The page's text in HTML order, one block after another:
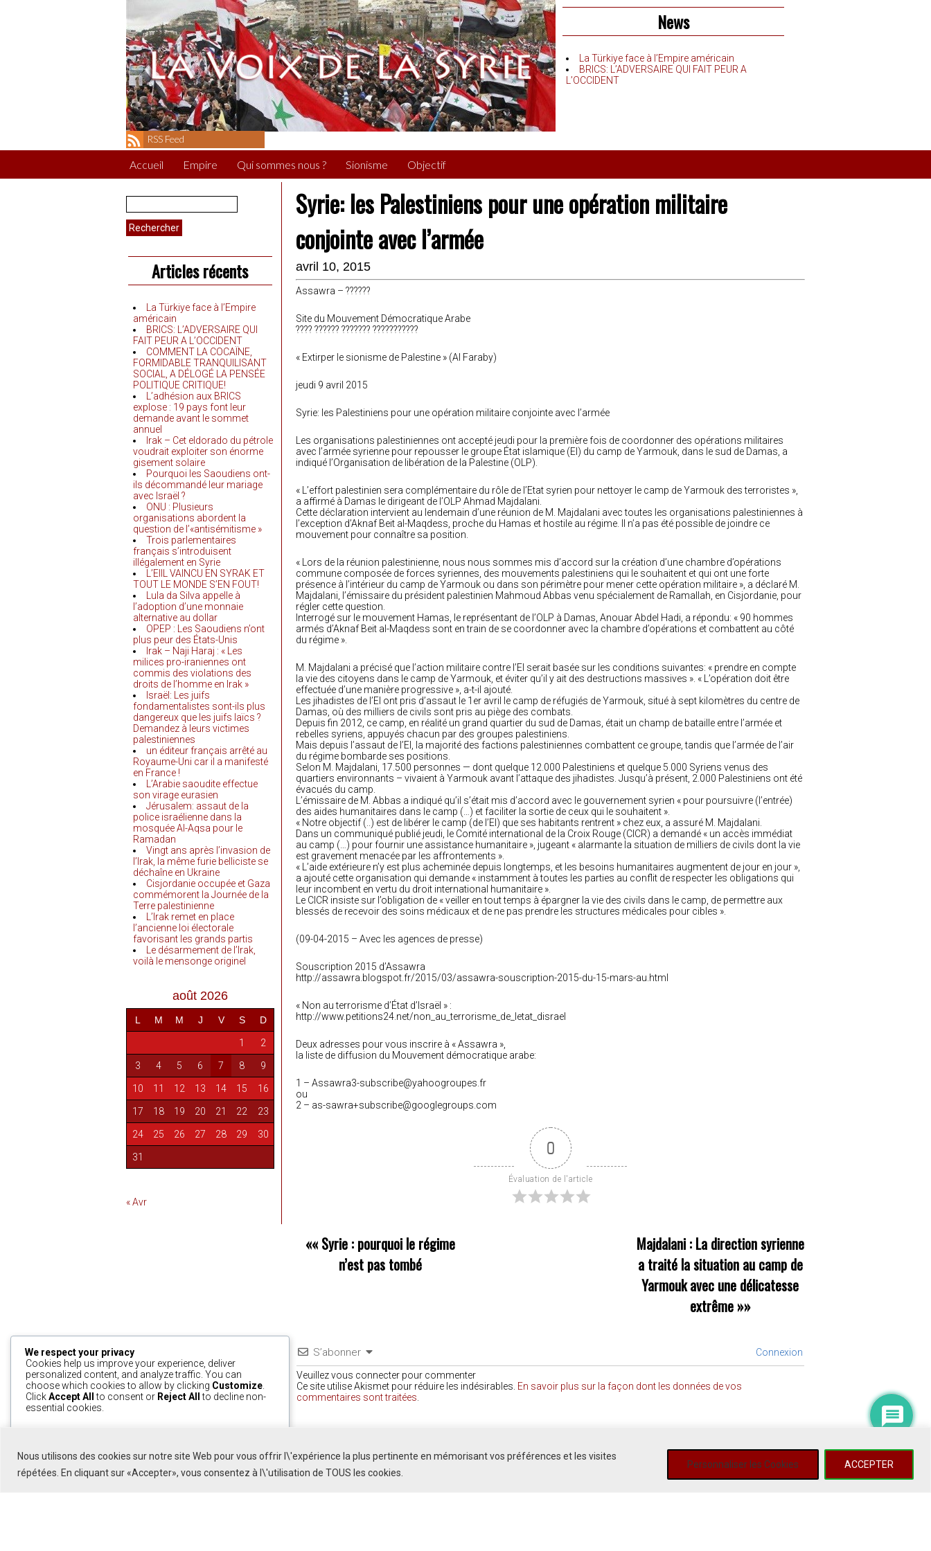
Nous utilisons des cookies sur notre site Web pour vous offrir l\'expérience la plus pertinente en mémorisant vos préférences et les visites
répétées. En cliquant sur «Accepter», vous consentez à l\'utilisation de TOUS les cookies.
Personnaliser les Cookies ACCEPTER
News
La Türkiye face à l’Empire américain
BRICS: L’ADVERSAIRE QUI FAIT PEUR A
L’OCCIDENT
RSS Feed
Accueil Empire Qui sommes nous ? Sionisme Objectif
Rechercher :
Articles récents
La Türkiye face à l’Empire
américain
BRICS: L’ADVERSAIRE QUI
FAIT PEUR A L’OCCIDENT
COMMENT LA COCAÏNE,
FORMIDABLE TRANQUILISANT
SOCIAL, A DÉLOGÉ LA PENSÉE
POLITIQUE CRITIQUE!
L’adhésion aux BRICS
explose : 19 pays font leur
demande avant le sommet
annuel
Irak – Cet eldorado du pétrole
voudrait exploiter son énorme
gisement solaire
Pourquoi les Saoudiens ont-
ils décommandé leur mariage
avec Israël ?
ONU : Plusieurs
organisations abordent la
question de l’«antisémitisme »
Trois parlementaires
français s’introduisent
illégalement en Syrie
L’EIIL VAINCU EN SYRAK ET
TOUT LE MONDE S’EN FOUT!
Lula da Silva appelle à
l’adoption d’une monnaie
alternative au dollar
OPEP : Les Saoudiens n’ont
plus peur des États-Unis
Irak – Naji Haraj : « Les
milices pro-iraniennes ont
commis des violations des
droits de l’homme en Irak »
Israël: Les juifs
fondamentalistes sont-ils plus
dangereux que les juifs laïcs ?
Demandez à leurs victimes
palestiniennes
un éditeur français arrêté au
Royaume-Uni car il a manifesté
en France !
L’Arabie saoudite effectue
son virage eurasien
Jérusalem: assaut de la
police israélienne dans la
mosquée Al-Aqsa pour le
Ramadan
Vingt ans après l’invasion de
l’Irak, la même furie belliciste se
déchaîne en Ukraine
Cisjordanie occupée et Gaza
commémorent la Journée de la
Terre palestinienne
L’Irak remet en place
l’ancienne loi électorale
favorisant les grands partis
Le désarmement de l’Irak,
voilà le mensonge originel
août 2026
L M M J V S D
1 2
3 4 5 6 7 8 9
10 11 12 13 14 15 16
17 18 19 20 21 22 23
24 25 26 27 28 29 30
31
« Avr
Syrie: les Palestiniens pour une opération militaire
conjointe avec l’armée
avril 10, 2015
Assawra – ??????
Site du Mouvement Démocratique Arabe
???? ?????? ??????? ???????????
« Extirper le sionisme de Palestine » (Al Faraby)
jeudi 9 avril 2015
Syrie: les Palestiniens pour une opération militaire conjointe avec l’armée
Les organisations palestiniennes ont accepté jeudi pour la première fois de coordonner des opérations militaires
avec l’armée syrienne pour repousser le groupe État islamique (EI) du camp de Yarmouk, dans le sud de Damas, a
indiqué l’Organisation de libération de la Palestine (OLP).
« L’effort palestinien sera complémentaire du rôle de l’Etat syrien pour nettoyer le camp de Yarmouk des terroristes »,
a affirmé à Damas le dirigeant de l’OLP Ahmad Majdalani.
Cette déclaration intervient au lendemain d’une réunion de M. Majdalani avec toutes les organisations palestiniennes à
l’exception d’Aknaf Beit al-Maqdess, proche du Hamas et hostile au régime. Il n’a pas été possible de joindre ce
mouvement pour connaître sa position.
« Lors de la réunion palestinienne, nous nous sommes mis d’accord sur la création d’une chambre d’opérations
commune composée de forces syriennes, des mouvements palestiniens qui le souhaitent et qui ont une forte
présence à l’intérieur du camp de Yarmouk ou dans son périmètre pour mener cette opération militaire », a déclaré M.
Majdalani, l’émissaire du président palestinien Mahmoud Abbas venu spécialement de Ramallah, en Cisjordanie, pour
régler cette question.
Interrogé sur le mouvement Hamas, le représentant de l’OLP à Damas, Anouar Abdel Hadi, a répondu: « 90 hommes
armés d’Aknaf Beit al-Maqdess sont en train de se coordonner avec la chambre d’opérations et combattent au côté
du régime ».
M. Majdalani a précisé que l’action militaire contre l’EI serait basée sur les conditions suivantes: « prendre en compte
la vie des citoyens dans le camp de Yarmouk, et éviter qu’il y ait des destructions massives ». « L’opération doit être
effectuée d’une manière progressive », a-t-il ajouté.
Les jihadistes de l’EI ont pris d’assaut le 1er avril le camp de réfugiés de Yarmouk, situé à sept kilomètres du centre de
Damas, où des milliers de civils sont pris au piège des combats.
Depuis fin 2012, ce camp, en réalité un grand quartier du sud de Damas, était un champ de bataille entre l’armée et
rebelles syriens, appuyés chacun par des groupes palestiniens.
Mais depuis l’assaut de l’EI, la majorité des factions palestiniennes combattent ce groupe, tandis que l’armée de l’air
du régime bombarde ses positions.
Selon M. Majdalani, 17.500 personnes — dont quelque 12.000 Palestiniens et quelque 5.000 Syriens venus des
quartiers environnants – vivaient à Yarmouk avant l’attaque des jihadistes. Jusqu’à présent, 2.000 Palestiniens ont été
évacués du camp.
L’émissaire de M. Abbas a indiqué qu’il s’était mis d’accord avec le gouvernement syrien « pour poursuivre (l’entrée)
des aides humanitaires dans le camp (…) et faciliter la sortie de ceux qui le souhaitent ».
« Notre objectif (..) est de libérer le camp (de l’EI) que ses habitants rentrent » chez eux, a assuré M. Majdalani.
Dans un communiqué publié jeudi, le Comité international de la Croix Rouge (CICR) a demandé « un accès immédiat
au camp (…) pour fournir une assistance humanitaire », jugeant « alarmante la situation de milliers de civils dont la vie
est gravement menacée par les affrontements ».
« L’aide extérieure n’y est plus acheminée depuis longtemps, et les besoins humanitaires augmentent de jour en jour »,
a ajouté cette organisation qui demande « instamment à toutes les parties au conflit de respecter les obligations qui
leur incombent en vertu du droit international humanitaire ».
Le CICR insiste sur l’obligation de « veiller en tout temps à épargner la vie des civils dans le camp, de permettre aux
blessés de recevoir des soins médicaux et de ne pas prendre les structures médicales pour cibles ».
(09-04-2015 – Avec les agences de presse)
Souscription 2015 d’Assawra
http://assawra.blogspot.fr/2015/03/assawra-souscription-2015-du-15-mars-au.html
« Non au terrorisme d’État d’Israël » :
http://www.petitions24.net/non_au_terrorisme_de_letat_disrael
Deux adresses pour vous inscrire à « Assawra »,
la liste de diffusion du Mouvement démocratique arabe:
1 – Assawra3-subscribe@yahoogroupes.fr
ou
2 – as-sawra+subscribe@googlegroups.com
0
Évaluation de l'article
«« Syrie : pourquoi le régime
n’est pas tombé
Majdalani : La direction syrienne
a traité la situation au camp de
Yarmouk avec une délicatesse
extrême»»
S’abonner Connexion
Veuillez vous connecter pour commenter
Ce site utilise Akismet pour réduire les indésirables. En savoir plus sur la façon dont les données de vos
commentaires sont traitées
We respect your privacy
Cookies help us improve your experience, deliver
personalized content, and analyze traffic. You can
choose which cookies to allow by clicking Customize
ClickAccept All to consent or Reject All
to decline non-
essential cookies.
Powered by